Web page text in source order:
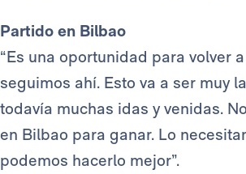
Partido en Bilbao
“Es una oportunidad para volver
seguimos ahí. Esto va a ser muy
todavía muchas idas y venidas.
en Bilbao para ganar. Lo
podemos hacerlo mejor”.